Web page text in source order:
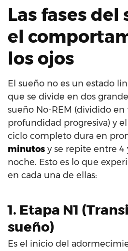
Las fases del
el
los ojos
El sueño no es un estado
que se divide en dos
sueño No-REM (dividido en
profundidad progresiva) y
ciclo completo dura en
minutos y se repite entre 4
noche. Esto es lo que
en cada una de ellas:
1. Etapa N1
sueño)
Es el inicio del